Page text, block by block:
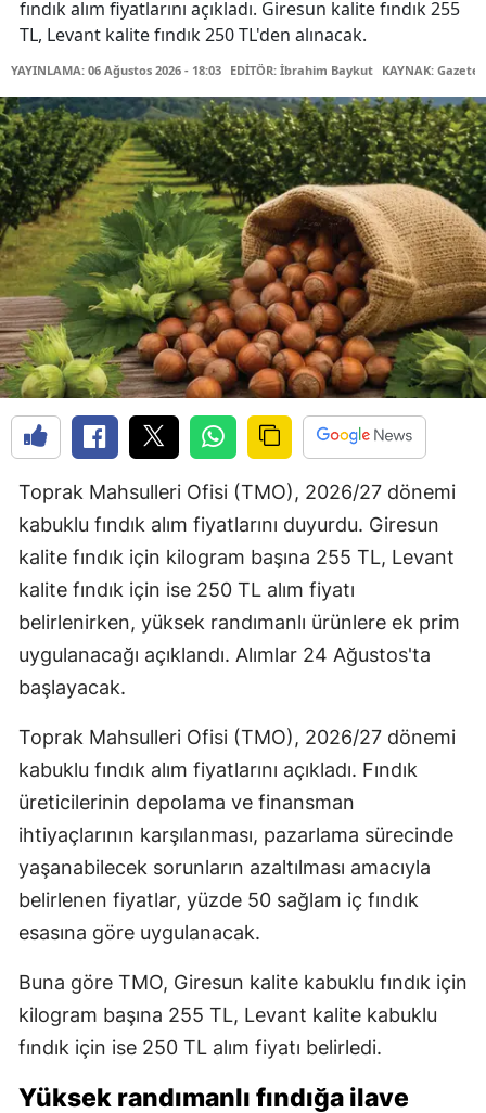
fındık alım fiyatlarını açıkladı. Giresun kalite fındık 255
TL, Levant kalite fındık 250 TL'den alınacak.
YAYINLAMA: 06 Ağustos 2026 - 18:03 EDİTÖR: İbrahim Baykut KAYNAK:
Toprak Mahsulleri Ofisi (TMO), 2026/27 dönemi
kabuklu fındık alım fiyatlarını duyurdu. Giresun
kalite fındık için kilogram başına 255 TL, Levant
kalite fındık için ise 250 TL alım fiyatı
belirlenirken, yüksek randımanlı ürünlere ek prim
uygulanacağı açıklandı. Alımlar 24 Ağustos'ta
başlayacak.
Toprak Mahsulleri Ofisi (TMO), 2026/27 dönemi
kabuklu fındık alım fiyatlarını açıkladı. Fındık
üreticilerinin depolama ve finansman
ihtiyaçlarının karşılanması, pazarlama sürecinde
yaşanabilecek sorunların azaltılması amacıyla
belirlenen fiyatlar, yüzde 50 sağlam iç fındık
esasına göre uygulanacak.
Buna göre TMO, Giresun kalite kabuklu fındık için
kilogram başına 255 TL, Levant kalite kabuklu
fındık için ise 250 TL alım fiyatı belirledi.
Yüksek randımanlı fındığa ilave